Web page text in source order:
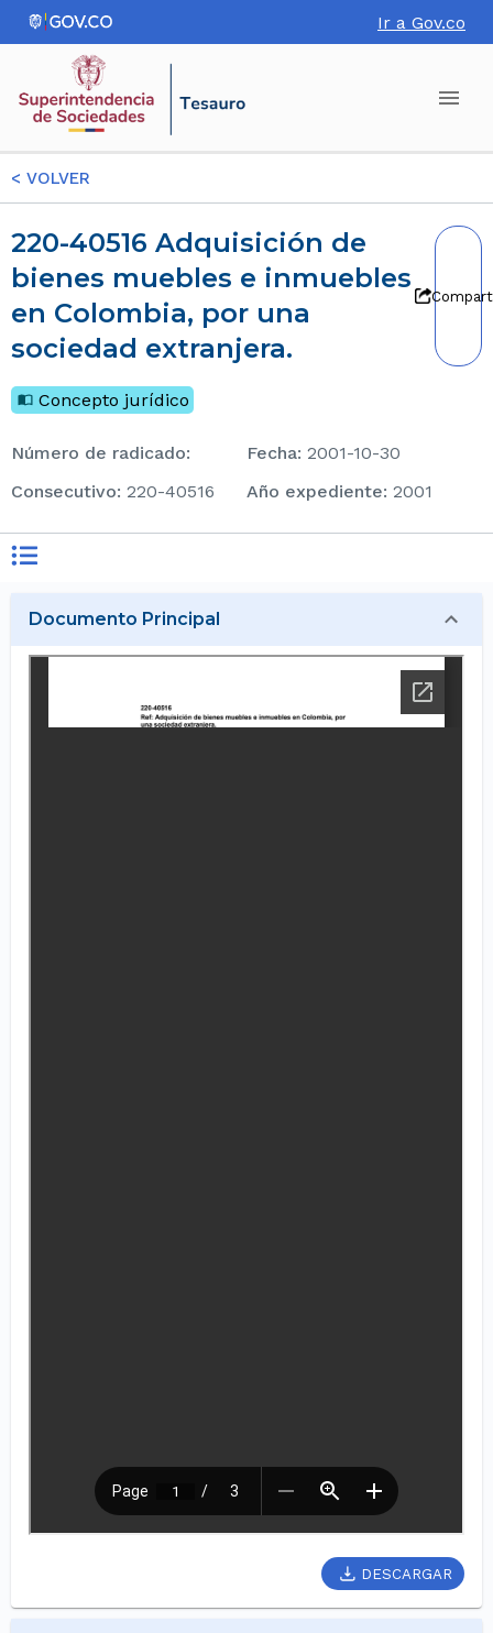
Ir a Gov.co
< VOLVER
220-40516 Adquisición de
bienes muebles e inmuebles
en Colombia, por una
sociedad extranjera.
Concepto jurídico
Número de radicado: Fecha: 2001-10-30
consecutivo: 220-40516 Año expediente: 2001
Documento Principal
DESCARGAR